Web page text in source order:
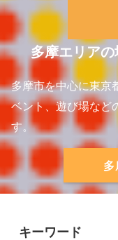
多摩エリア
多摩市を中心に東京
ベント、遊び場など
す。
多
キーワード